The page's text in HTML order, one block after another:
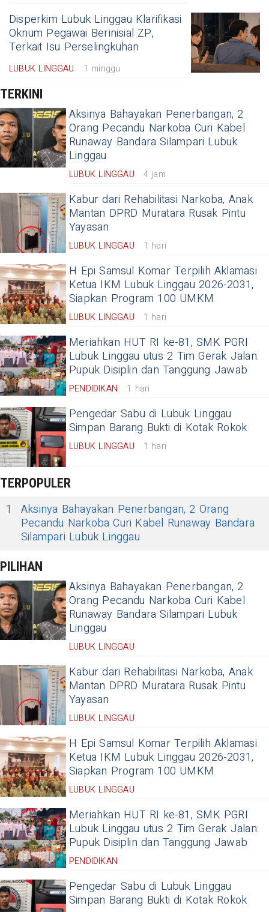
Disperkim Lubuk Linggau Klarifikasi
Oknum Pegawai Berinisial ZP,
Terkait Isu Perselingkuhan
LUBUK LINGGAU 1 minggu
TERKINI
Aksinya Bahayakan Penerbangan, 2
Orang Pecandu Narkoba Curi Kabel
Runaway Bandara Silampari Lubuk
Linggau
LUBUK LINGGAU 4 jam
Kabur dari Rehabilitasi Narkoba, Anak
Mantan DPRD Muratara Rusak Pintu
Yayasan
LUBUK LINGGAU 1 hari
H Epi Samsul Komar Terpilih Aklamasi
Ketua IKM Lubuk Linggau 2026-2031,
Siapkan Program 100 UMKM
LUBUK LINGGAU 1 hari
Meriahkan HUT RI ke-81, SMK PGRI
Lubuk Linggau utus 2 Tim Gerak Jalan:
Pupuk Disiplin dan Tanggung Jawab
PENDIDIKAN 1 hari
Pengedar Sabu di Lubuk Linggau
Simpan Barang Bukti di Kotak Rokok
LUBUK LINGGAU 1 hari
TERPOPULER
1
Aksinya Bahayakan Penerbangan, 2 Orang
Pecandu Narkoba Curi Kabel Runaway Bandara
Silampari Lubuk Linggau
PILIHAN
Aksinya Bahayakan Penerbangan, 2
Orang Pecandu Narkoba Curi Kabel
Runaway Bandara Silampari Lubuk
Linggau
LUBUK LINGGAU
Kabur dari Rehabilitasi Narkoba, Anak
Mantan DPRD Muratara Rusak Pintu
Yayasan
LUBUK LINGGAU
H Epi Samsul Komar Terpilih Aklamasi
Ketua IKM Lubuk Linggau 2026-2031,
Siapkan Program 100 UMKM
LUBUK LINGGAU
Meriahkan HUT RI ke-81, SMK PGRI
Lubuk Linggau utus 2 Tim Gerak Jalan:
Pupuk Disiplin dan Tanggung Jawab
PENDIDIKAN
Pengedar Sabu di Lubuk Linggau
Simpan Barang Bukti di Kotak Rokok